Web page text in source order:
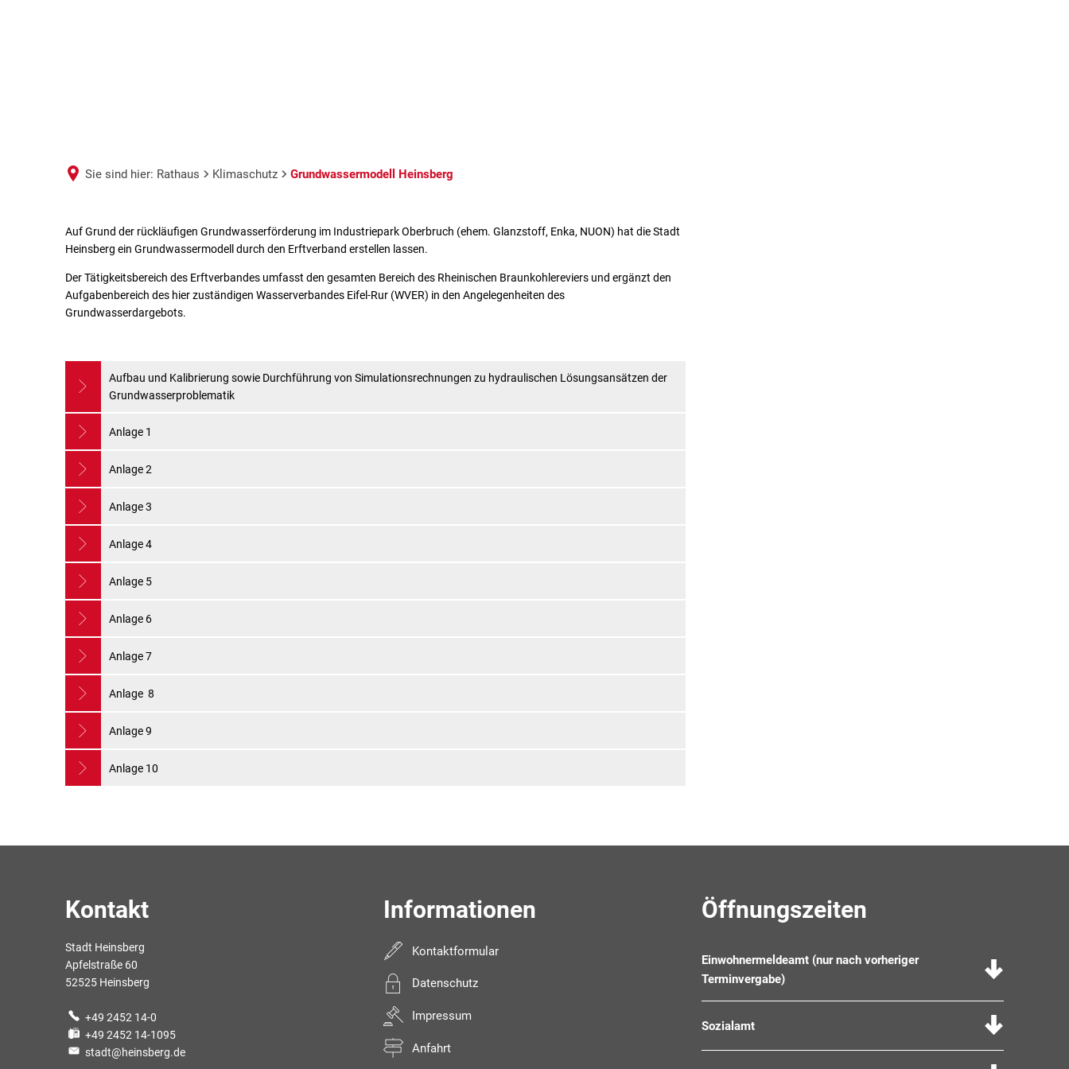
Sie sind hier: Rathaus Klimaschutz Grundwassermodell Heinsberg
Grundwassermodell
Heinsberg
Auf Grund der rückläufigen Grundwasserförderung im Industriepark Oberbruch (ehem. Glanzstoff, Enka, NUON) hat die Stadt
Heinsberg ein Grundwassermodell durch den Erftverband erstellen lassen.
Der Tätigkeitsbereich des Erftverbandes umfasst den gesamten Bereich des Rheinischen Braunkohlereviers und ergänzt den
Aufgabenbereich des hier zuständigen Wasserverbandes Eifel-Rur (WVER) in den Angelegenheiten des
Grundwasserdargebots.
Aufbau und Kalibrierung sowie Durchführung von Simulationsrechnungen zu hydraulischen Lösungsansätzen der
Grundwasserproblematik
Anlage 1
Anlage 2
Anlage 3
Anlage 4
Anlage 5
Anlage 6
Anlage 7
Anlage 8
Anlage 9
Anlage 10
Kontakt
Stadt Heinsberg
Apfelstraße 60
52525 Heinsberg
+49 2452 14-0
+49 2452 14-1095
stadt@heinsberg.de
Informationen
Kontaktformular
Datenschutz
Impressum
Anfahrt
Öffnungszeiten
Einwohnermeldeamt (nur nach vorheriger
Terminvergabe)
Sozialamt